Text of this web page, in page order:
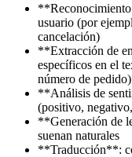
usuario (por
cancelación)
**Extracción de
específicos en el
número de pedido)
**Análisis de
(positivo,
**Generación de
suenan naturales
**Traducción**: